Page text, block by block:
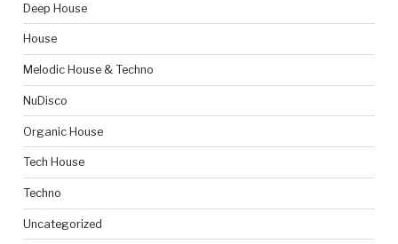
Deep House
House
Melodic House & Techno
NuDisco
Organic House
Tech House
Techno
Uncategorized